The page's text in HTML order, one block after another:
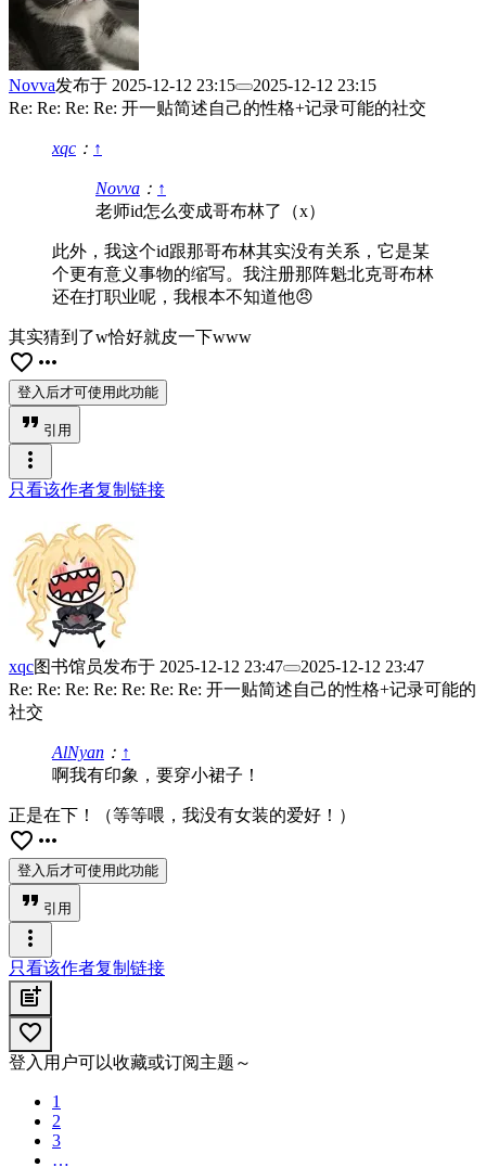
Novva发布于 2025-12-12 23:15
2025-12-12 23:15
Re: Re: Re: Re: 开一贴简述自己的性格+记录可能的社交
xqc ： ↑
Novva ： ↑
老师id怎么变成哥布林了（x）
此外，我这个id跟那哥布林其实没有关系，它是某
个更有意义事物的缩写。我注册那阵魁北克哥布林
还在打职业呢，我根本不知道他😠
其实猜到了w恰好就皮一下www
favorite_border more_horiz
登入后才可使用此功能
format_quote 引用
more_vert
只看该作者复制链接
xqc图书馆员发布于 2025-12-12 23:47
2025-12-12 23:47
Re: Re: Re: Re: Re: Re: Re: 开一贴简述自己的性格+记录可能的
社交
AlNyan ： ↑
啊我有印象，要穿小裙子！
正是在下！（等等喂，我没有女装的爱好！）
favorite_border more_horiz
登入后才可使用此功能
format_quote 引用
more_vert
只看该作者复制链接
post_add
favorite_border
登入用户可以收藏或订阅主题～
1
2
3
…